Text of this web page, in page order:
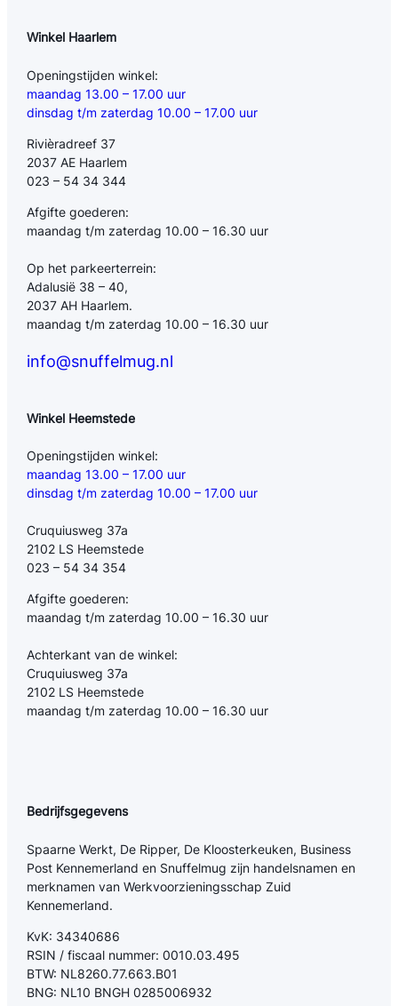
Winkel Haarlem
Openingstijden winkel:
maandag 13.00 – 17.00 uur
dinsdag t/m zaterdag 10.00 – 17.00 uur
Rivièradreef 37
2037 AE Haarlem
023 – 54 34 344
Afgifte goederen:
maandag t/m zaterdag 10.00 – 16.30 uur
Op het parkeerterrein:
Adalusië 38 – 40,
2037 AH Haarlem.
maandag t/m zaterdag 10.00 – 16.30 uur
info@snuffelmug.nl
Winkel Heemstede
Openingstijden winkel:
maandag 13.00 – 17.00 uur
dinsdag t/m zaterdag 10.00 – 17.00 uur
Cruquiusweg 37a
2102 LS Heemstede
023 – 54 34 354
Afgifte goederen:
maandag t/m zaterdag 10.00 – 16.30 uur
Achterkant van de winkel:
Cruquiusweg 37a
2102 LS Heemstede
maandag t/m zaterdag 10.00 – 16.30 uur
Bedrijfsgegevens
Spaarne Werkt, De Ripper, De Kloosterkeuken, Business
Post Kennemerland en Snuffelmug zijn handelsnamen en
merknamen van Werkvoorzieningsschap Zuid
Kennemerland.
KvK: 34340686
RSIN / fiscaal nummer: 0010.03.495
BTW: NL8260.77.663.B01
BNG: NL10 BNGH 0285006932